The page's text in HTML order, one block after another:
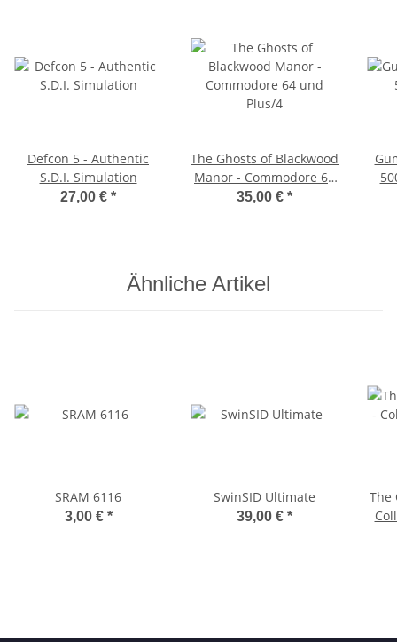
Defcon 5 - Authentic
S.D.I. Simulation
27,00 € *
The Ghosts of Blackwood
Manor - Commodore 64
und Plus/4
35,00 € *
Ähnliche Artikel
SRAM 6116
3,00 € *
SwinSID Ultimate
39,00 € *
The